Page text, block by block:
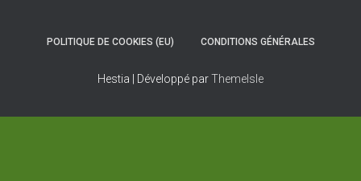
POLITIQUE DE COOKIES (EU) CONDITIONS GÉNÉRALES
Hestia | Développé parThemeIsle